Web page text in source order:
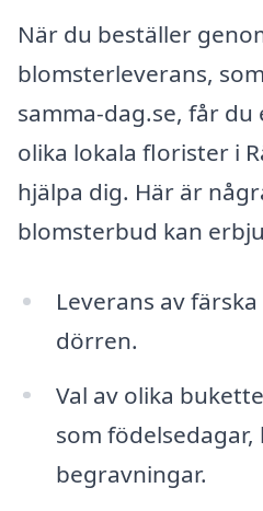
När du beställer
blomsterleverans,
samma-dag.se, får
olika lokala florister i
hjälpa dig. Här är
blomsterbud kan
Leverans av
dörren.
Val av olika
som
begravningar.